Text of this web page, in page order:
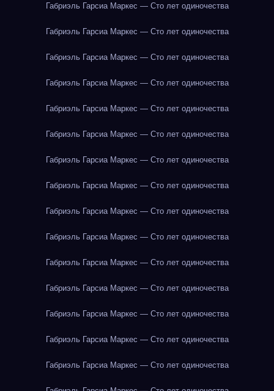
Габриэль Гарсиа Маркес — Сто лет одиночества
Габриэль Гарсиа Маркес — Сто лет одиночества
Габриэль Гарсиа Маркес — Сто лет одиночества
Габриэль Гарсиа Маркес — Сто лет одиночества
Габриэль Гарсиа Маркес — Сто лет одиночества
Габриэль Гарсиа Маркес — Сто лет одиночества
Габриэль Гарсиа Маркес — Сто лет одиночества
Габриэль Гарсиа Маркес — Сто лет одиночества
Габриэль Гарсиа Маркес — Сто лет одиночества
Габриэль Гарсиа Маркес — Сто лет одиночества
Габриэль Гарсиа Маркес — Сто лет одиночества
Габриэль Гарсиа Маркес — Сто лет одиночества
Габриэль Гарсиа Маркес — Сто лет одиночества
Габриэль Гарсиа Маркес — Сто лет одиночества
Габриэль Гарсиа Маркес — Сто лет одиночества